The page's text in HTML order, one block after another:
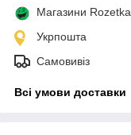
Магазини Rozetka
Укрпошта
Самовивіз
Всі умови доставки